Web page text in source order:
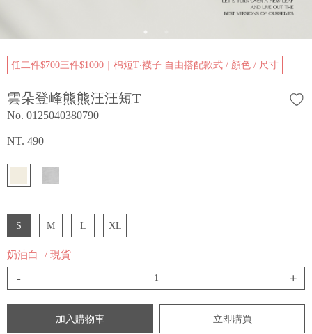
任二件$700三件$1000｜棉短T‧襪子 自由搭配款式 / 顏色 / 尺寸
雲朵登峰熊熊汪汪短T
No. 0125040380790
NT. 490
S M L XL
奶油白 / 現貨
- +
加入購物車 立即購買